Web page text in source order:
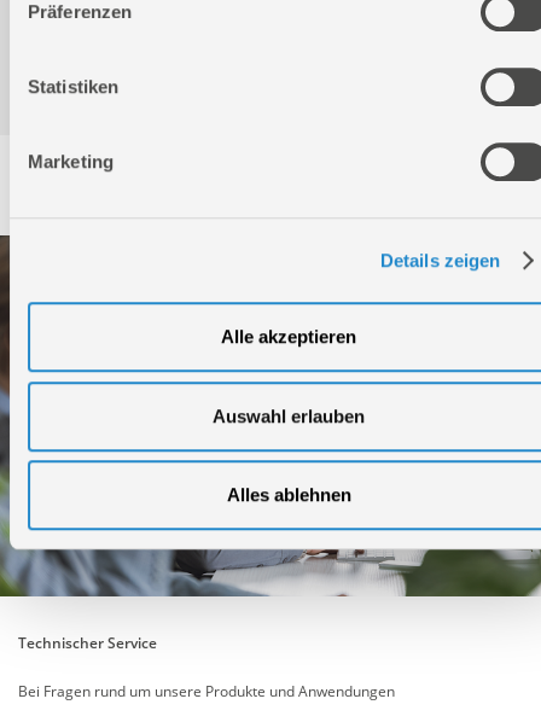
Präferenzen
Statistiken
Marketing
Details zeigen
Alle akzeptieren
Auswahl erlauben
Alles ablehnen
Produktinformation
Technischer Service
Bei Fragen rund um unsere Produkte und Anwendungen